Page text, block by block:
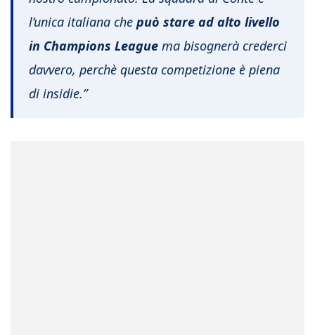
l’unica italiana che può stare ad alto livello
in Champions League ma bisognerà crederci
davvero, perchè questa competizione è piena
di insidie.”